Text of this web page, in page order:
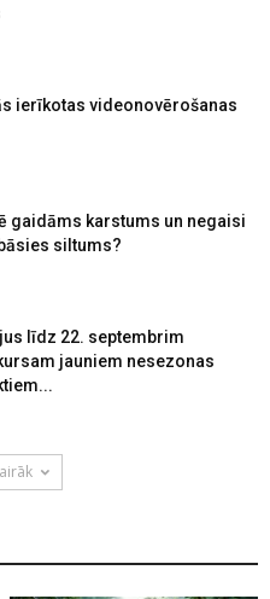
ierīkotas videonovērošanas
gaidāms karstums un negaisi
siltums?
līdz 22. septembrim
jauniem nesezonas